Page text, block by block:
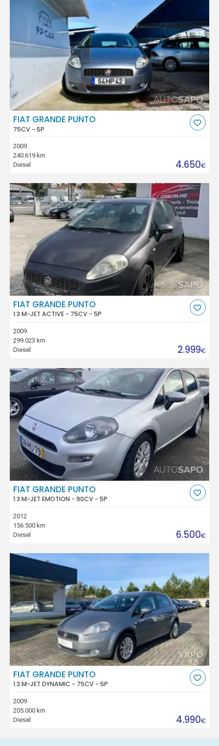
FIAT GRANDE PUNTO
75CV - 5P
2009
240.619 km
Diesel
4.650€
FIAT GRANDE PUNTO
1.3 M-JET ACTIVE - 75CV - 5P
2009
299.023 km
Diesel
2.999€
FIAT GRANDE PUNTO
1.3 M-JET EMOTION - 90CV - 5P
2012
156.500 km
Diesel
6.500€
FIAT GRANDE PUNTO
1.3 M-JET DYNAMIC - 75CV - 5P
2009
205.000 km
Diesel
4.990€